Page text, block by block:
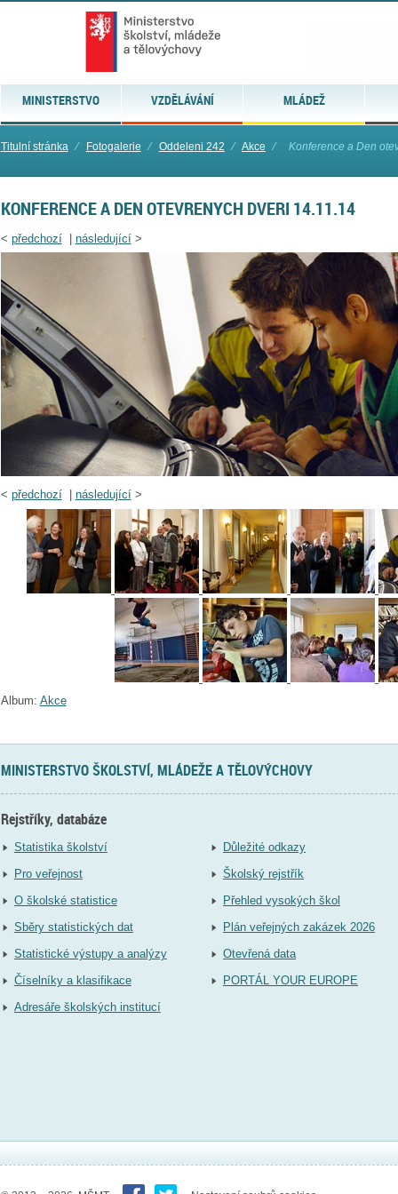
MINISTERSTVO VZDĚLÁVÁNÍ MLÁDEŽ
Titulní stránka ⁄ Fotogalerie ⁄ Oddeleni 242 ⁄ Akce ⁄ Konference a Den
KONFERENCE A DEN OTEVRENYCH DVERI 14.11.14
< předchozí| následující>
< předchozí| následující>
Album: Akce
MINISTERSTVO ŠKOLSTVÍ, MLÁDEŽE A TĚLOVÝCHOVY
Rejstříky, databáze
Statistika školství
Pro veřejnost
O školské statistice
Sběry statistických dat
Statistické výstupy a analýzy
Číselníky a klasifikace
Adresáře školských institucí
Důležité odkazy
Školský rejstřík
Přehled vysokých škol
Plán veřejných zakázek 2026
Otevřená data
PORTÁL YOUR EUROPE